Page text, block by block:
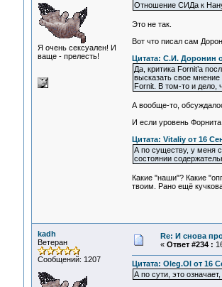
Я очень сексуален! И
ваще - прелесть!
Отношение СИДа к
Это не так.
Вот что писал сам
Цитата: С.И. Доронин
Да, критика Fornit’а
высказать свое мнение
Fornit. В том-то и дело,
А вообще-то,
И если уровень
Цитата: Vitaliy от 16
А по существу, у меня
состоянии
Какие "наши"? Какие
твоим. Рано ещё
kadh
Ветеран
Сообщений: 1207
Re: И снова
« Ответ #234 :
Цитата: Oleg.Ol от 16
А по сути, это